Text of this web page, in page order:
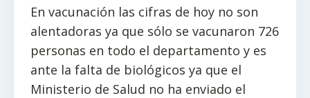
En vacunación las cifras de hoy no son
alentadoras ya que sólo se vacunaron 726
personas en todo el departamento y es
ante la falta de biológicos ya que el
Ministerio de Salud no ha enviado el